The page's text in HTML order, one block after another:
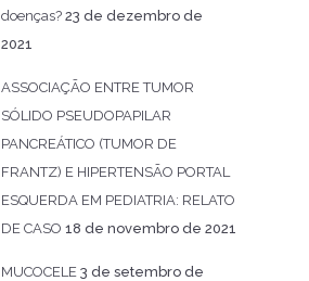
doenças? 23 de dezembro de
2021
ASSOCIAÇÃO ENTRE TUMOR
SÓLIDO PSEUDOPAPILAR
PANCREÁTICO (TUMOR DE
FRANTZ) E HIPERTENSÃO PORTAL
ESQUERDA EM PEDIATRIA: RELATO
DE CASO 18 de novembro de 2021
MUCOCELE 3 de setembro de